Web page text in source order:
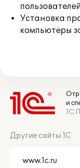
пользователей
Установка
компьютеры
и
Другие сайты 1С